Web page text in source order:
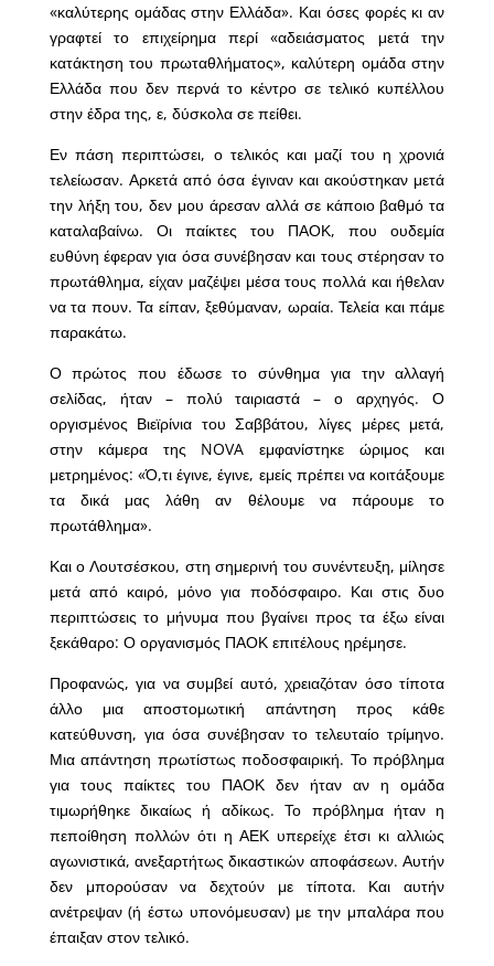
«καλύτερης ομάδας στην Ελλάδα». Και όσες φορές κι αν
γραφτεί το επιχείρημα περί «αδειάσματος μετά την
κατάκτηση του πρωταθλήματος», καλύτερη ομάδα στην
Ελλάδα που δεν περνά το κέντρο σε τελικό κυπέλλου
στην έδρα της, ε, δύσκολα σε πείθει.
Εν πάση περιπτώσει, ο τελικός και μαζί του η χρονιά
τελείωσαν. Αρκετά από όσα έγιναν και ακούστηκαν μετά
την λήξη του, δεν μου άρεσαν αλλά σε κάποιο βαθμό τα
καταλαβαίνω. Οι παίκτες του ΠΑΟΚ, που ουδεμία
ευθύνη έφεραν για όσα συνέβησαν και τους στέρησαν το
πρωτάθλημα, είχαν μαζέψει μέσα τους πολλά και ήθελαν
να τα πουν. Τα είπαν, ξεθύμαναν, ωραία. Τελεία και πάμε
παρακάτω.
Ο πρώτος που έδωσε το σύνθημα για την αλλαγή
σελίδας, ήταν – πολύ ταιριαστά – ο αρχηγός. Ο
οργισμένος Βιεϊρίνια του Σαββάτου, λίγες μέρες μετά,
στην κάμερα της NOVA εμφανίστηκε ώριμος και
μετρημένος: «Ό,τι έγινε, έγινε, εμείς πρέπει να κοιτάξουμε
τα δικά μας λάθη αν θέλουμε να πάρουμε το
πρωτάθλημα».
Και ο Λουτσέσκου, στη σημερινή του συνέντευξη, μίλησε
μετά από καιρό, μόνο για ποδόσφαιρο. Και στις δυο
περιπτώσεις το μήνυμα που βγαίνει προς τα έξω είναι
ξεκάθαρο: Ο οργανισμός ΠΑΟΚ επιτέλους ηρέμησε.
Προφανώς, για να συμβεί αυτό, χρειαζόταν όσο τίποτα
άλλο μια αποστομωτική απάντηση προς κάθε
κατεύθυνση, για όσα συνέβησαν το τελευταίο τρίμηνο.
Μια απάντηση πρωτίστως ποδοσφαιρική. Το πρόβλημα
για τους παίκτες του ΠΑΟΚ δεν ήταν αν η ομάδα
τιμωρήθηκε δικαίως ή αδίκως. Το πρόβλημα ήταν η
πεποίθηση πολλών ότι η ΑΕΚ υπερείχε έτσι κι αλλιώς
αγωνιστικά, ανεξαρτήτως δικαστικών αποφάσεων. Αυτήν
δεν μπορούσαν να δεχτούν με τίποτα. Και αυτήν
ανέτρεψαν (ή έστω υπονόμευσαν) με την μπαλάρα που
έπαιξαν στον τελικό.